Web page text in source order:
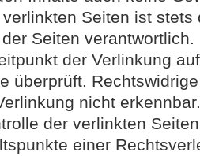
Seiten ist stets
Seiten
der Verlinkung
überprüft.
nicht
der verlinkten
einer